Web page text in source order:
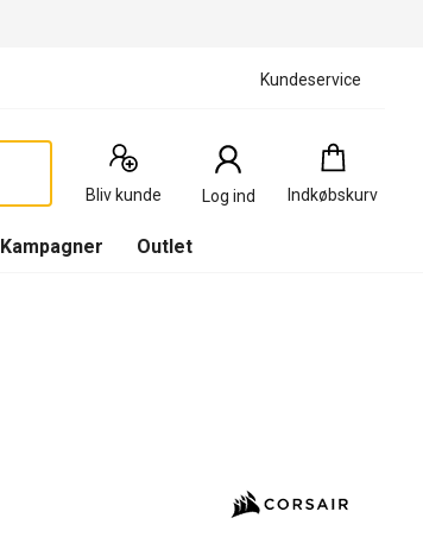
Kundeservice
Bliv kunde Log ind Indkøbskurv
Indkøbskurv
0
Produkter
Kampagner Outlet